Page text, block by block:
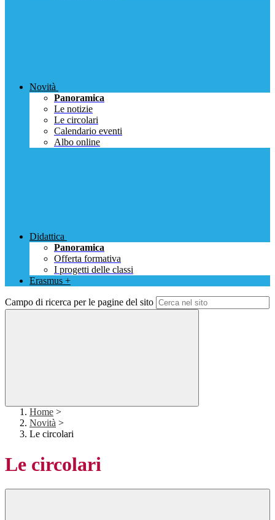
Novità
Panoramica
Le notizie
Le circolari
Calendario eventi
Albo online
Didattica
Panoramica
Offerta formativa
I progetti delle classi
Erasmus +
Campo di ricerca per le pagine del sito
Home >
Novità >
Le circolari
Le circolari